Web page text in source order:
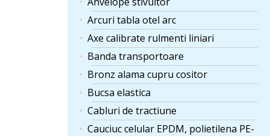
Arcuri tabla otel arc
Axe calibrate rulmenti liniari
Banda transportoare
Bronz alama cupru cositor
Bucsa elastica
Cabluri de tractiune
Cauciuc celular EPDM, polietilena PE-